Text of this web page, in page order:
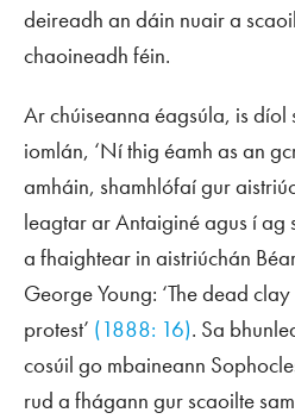
deireadh an dáin nuair a
chaoineadh féin.
Ar chúiseanna éagsúla, is díol
iomlán, ‘Ní thig éamh as an
amháin, shamhlófaí gur
leagtar ar Antaiginé agus í ag
a fhaightear in aistriúchán
George Young: ‘The dead
protest’ (1888: 16). Sa
cosúil go mbaineann
rud a fhágann gur scaoilte